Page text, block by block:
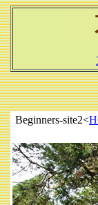
Beginners-site2<